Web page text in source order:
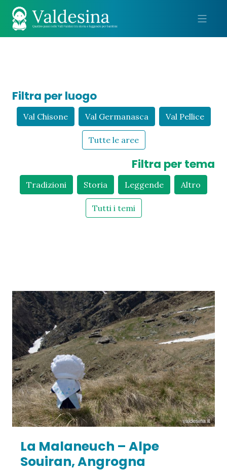
Filtra per luogo
Val Chisone Val Germanasca Val Pellice
Tutte le aree
Filtra per tema
Tradizioni Storia Leggende Altro
Tutti i temi
La Malaneuch – Alpe
Souiran, Angrogna